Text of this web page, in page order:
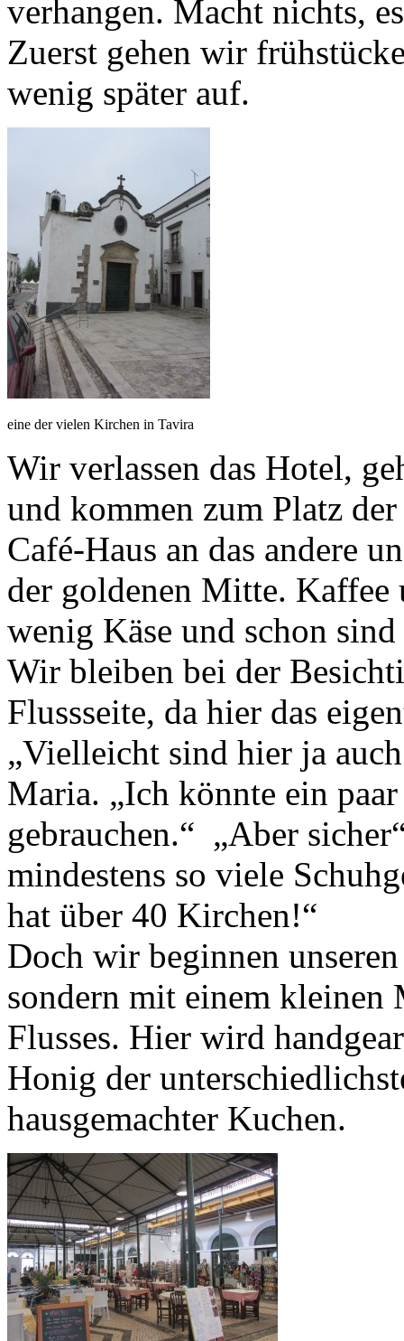
verhangen. Macht nichts,
Zuerst gehen wir
wenig später auf.
eine der vielen Kirchen in Tavira
Wir verlassen das Hotel,
und kommen zum Platz
Café-Haus an das andere
der goldenen Mitte. Kaffee
wenig Käse und schon
Wir bleiben bei der
Flussseite, da hier das
„Vielleicht sind hier ja
Maria. „Ich könnte ein
gebrauchen.“ „Aber
mindestens so viele
hat über 40 Kirchen!“
Doch wir beginnen
sondern mit einem kleinen
Flusses. Hier wird
Honig der
hausgemachter Kuchen.